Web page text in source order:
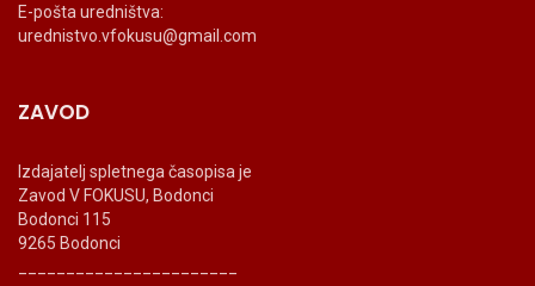
E-pošta uredništva:
urednistvo.vfokusu@gmail.com
ZAVOD
Izdajatelj spletnega časopisa je
Zavod V FOKUSU, Bodonci
Bodonci 115
9265 Bodonci